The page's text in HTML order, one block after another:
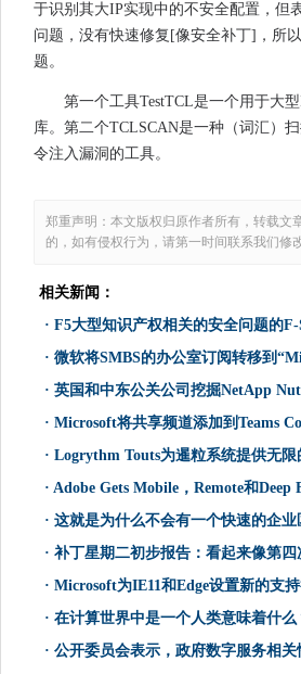
于识别其大IP实现中的不安全配置，但
问题，没有快速修复[像安全补丁]，所
题。
第一个工具TestTCL是一个用于大
库。第二个TCLSCAN是一种（词汇）
令注入漏洞的工具。
郑重声明：本文版权归原作者所有，转载文
的，如有侵权行为，请第一时间联系我们修
相关新闻：
· F5大型知识产权相关的安全问题的F-
· 微软将SMBS的办公室订阅转移到
· 英国和中东公关公司挖掘NetApp
· Microsoft将共享频道添加到Teams
· Logrythm Touts为暹粒系统提供无限
· Adobe Gets Mobile，Remote和Deep
· 这就是为什么不会有一个快速的企业
· 补丁星期二初步报告：看起来像第四
· Microsoft为IE11和Edge设置新的支
· 在计算世界中是一个人类意味着什么
· 公开委员会表示，政府数字服务相关